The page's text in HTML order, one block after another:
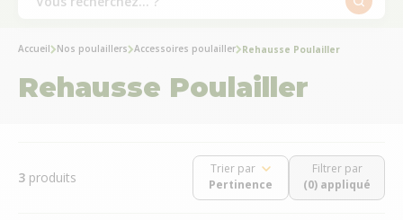
Accueil Nos poulaillers Accessoires poulailler Rehausse Poulailler
Rehausse Poulailler
3 produits
Trier par
Filtrer par
(0) appliqué